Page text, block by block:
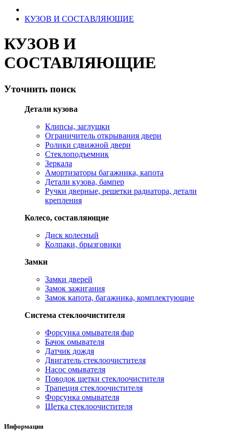
КУЗОВ И СОСТАВЛЯЮЩИЕ
КУЗОВ И
СОСТАВЛЯЮЩИЕ
Уточнить поиск
Детали кузова
Клипсы, заглушки
Ограничитель открывания двери
Ролики сдвижной двери
Стеклоподъемник
Зеркала
Амортизаторы багажника, капота
Детали кузова, бампер
Ручки дверные, решетки радиатора, детали
крепления
Колесо, составляющие
Диск колесный
Колпаки, брызговики
Замки
Замки дверей
Замок зажигания
Замок капота, багажника, комплектующие
Система стеклоочистителя
Форсунка омывателя фар
Бачок омывателя
Датчик дождя
Двигатель стеклоочистителя
Насос омывателя
Поводок щетки стеклоочистителя
Трапеция стеклоочистителя
Форсунка омывателя
Щетка стеклоочистителя
Информация